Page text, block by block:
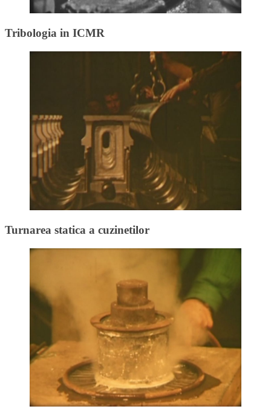
Tribologia in ICMR
Turnarea statica a cuzinetilor